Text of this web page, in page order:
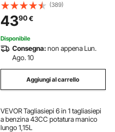
16 Fogli, Binario Protezione/Blocco
Lama, Tagliacarte Manuale a Leva
Uso Domestico Commerciale
(389)
4390€
Disponibile
Consegna:non appena Lun.
Ago. 10
Aggiungi al carrello
VEVOR Tagliasiepi 6 in 1 tagliasiepi
a benzina 43CC potatura manico
lungo 1,15L